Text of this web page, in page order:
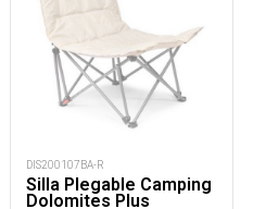
DIS200107BA-R
Silla Plegable Camping
Dolomites Plus